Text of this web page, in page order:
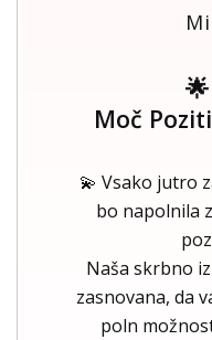
Moč
💫 Vsako jutro
bo napolnila
Naša skrbno
zasnovana, da
poln